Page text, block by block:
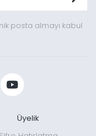
posta almayı kabul
Üyelik